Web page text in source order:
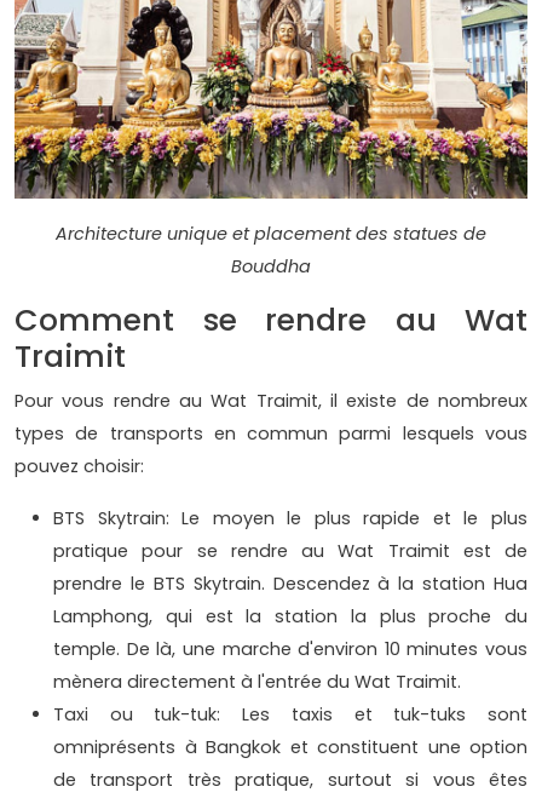
Architecture unique et placement des statues de
Bouddha
Comment se rendre au Wat
Traimit
Pour vous rendre au Wat Traimit, il existe de nombreux
types de transports en commun parmi lesquels vous
pouvez choisir:
BTS Skytrain: Le moyen le plus rapide et le plus
pratique pour se rendre au Wat Traimit est de
prendre le BTS Skytrain. Descendez à la station Hua
Lamphong, qui est la station la plus proche du
temple. De là, une marche d'environ 10 minutes vous
mènera directement à l'entrée du Wat Traimit.
Taxi ou tuk-tuk: Les taxis et tuk-tuks sont
omniprésents à Bangkok et constituent une option
de transport très pratique, surtout si vous êtes